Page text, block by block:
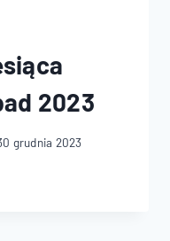
2023
grudnia 2023